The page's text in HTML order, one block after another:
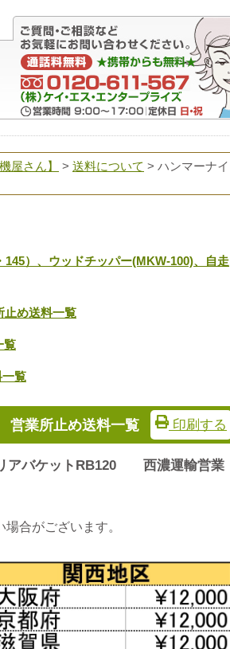
屋さん】 > 送料について > ハンマーナイ
）、ウッドチッパー(MKW-100)、自走
め送料一覧
覧
覧
業所止め送料一覧 印刷する
アバケットRB120 西濃運輸営業
合がございます。